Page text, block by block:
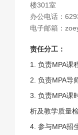
楼301室
办公电话：
电子邮箱：
责任分工：
1. 负责MPA课
2. 负责MPA导
3. 负责MPA课
析及教学质量
4. 参与MPA招